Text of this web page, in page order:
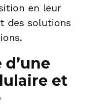
en leur
des solutions
d’une
et